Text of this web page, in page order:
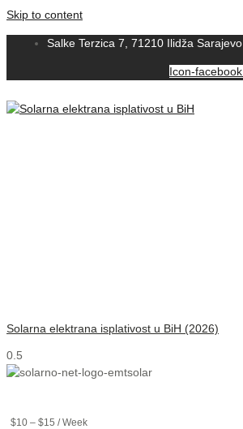
Skip to content
Salke Terzica 7, 71210 Ilidža Sarajevo
Icon-facebook
Solarna elektrana isplativost u BiH (2026)
$10 – $15 / Week